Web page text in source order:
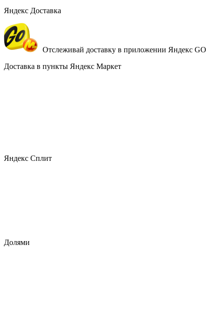
Яндекс Доставка
Отслеживай доставку в приложении Яндекс GO
Доставка в пункты Яндекс Маркет
Яндекс Сплит
Долями